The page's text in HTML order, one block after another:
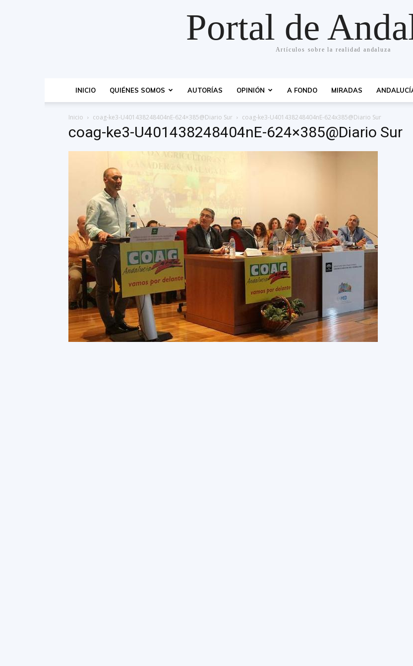
Portal de
Artículos sobre la realidad andaluza
INICIO QUIÉNES SOMOS AUTORÍAS OPINIÓN A FONDO MIRADAS
Inicio coag-ke3-U401438248404nE-624×385@Diario Sur coag-ke3-U401438248404nE-624x385@Diario Sur
coag-ke3-U401438248404nE-624×385@Diario Sur